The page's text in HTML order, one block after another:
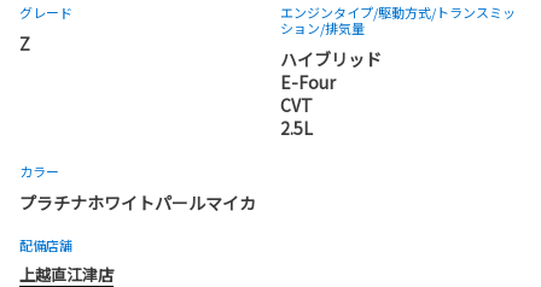
グレード
Z
エンジンタイプ/駆動方式/トランスミッ
ション/排気量
ハイブリッド
E-Four
CVT
2.5L
カラー
プラチナホワイトパールマイカ
配備店舗
上越直江津店